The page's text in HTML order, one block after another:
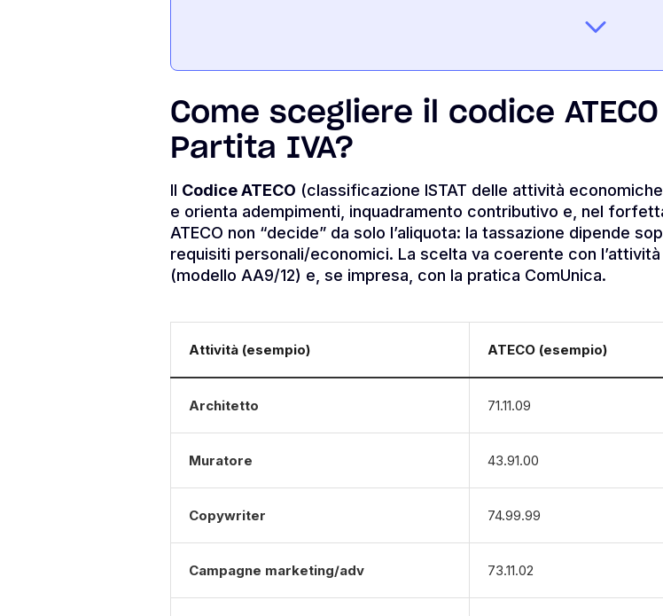
Come scegliere il codice
Partita IVA?
Il Codice ATECO (classificazione ISTAT delle attività
e orienta adempimenti, inquadramento contributivo e, nel
ATECO non “decide” da solo l’aliquota: la tassazione dipende
requisiti personali/economici. La scelta va coerente con l’attività
(modello AA9/12) e, se impresa, con la pratica ComUnica.
Attività (esempio) ATECO (esempio)
Architetto 71.11.09
Muratore 43.91.00
Copywriter 74.99.99
Campagne marketing/adv 73.11.02